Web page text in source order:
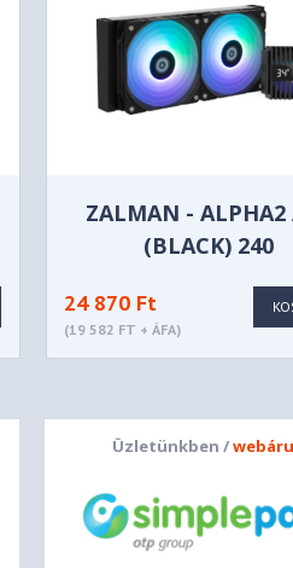
ZALMAN - ALPHA2
(BLACK) 240
24 870 Ft
(19 582 FT + ÁFA)
Üzletünkben /